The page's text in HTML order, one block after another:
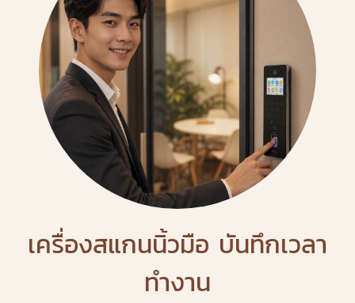
เครื่องสแกนนิ้วมือ บันทึกเวลา
ทำงาน